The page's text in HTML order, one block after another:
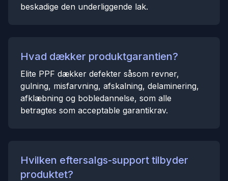
beskadige den underliggende lak.
Hvad dækker produktgarantien?
Elite PPF dækker defekter såsom revner,
gulning, misfarvning, afskalning, delaminering,
afklæbning og bobledannelse, som alle
betragtes som acceptable garantikrav.
Hvilken eftersalgs-support tilbyder
produktet?